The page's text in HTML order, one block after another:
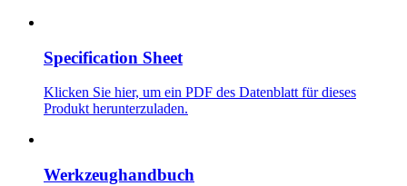
Specification Sheet
Klicken Sie hier, um ein PDF des Datenblatt für dieses
Produkt herunterzuladen.
Werkzeughandbuch